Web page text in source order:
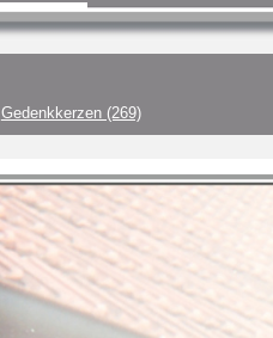
Gedenkkerzen (269)